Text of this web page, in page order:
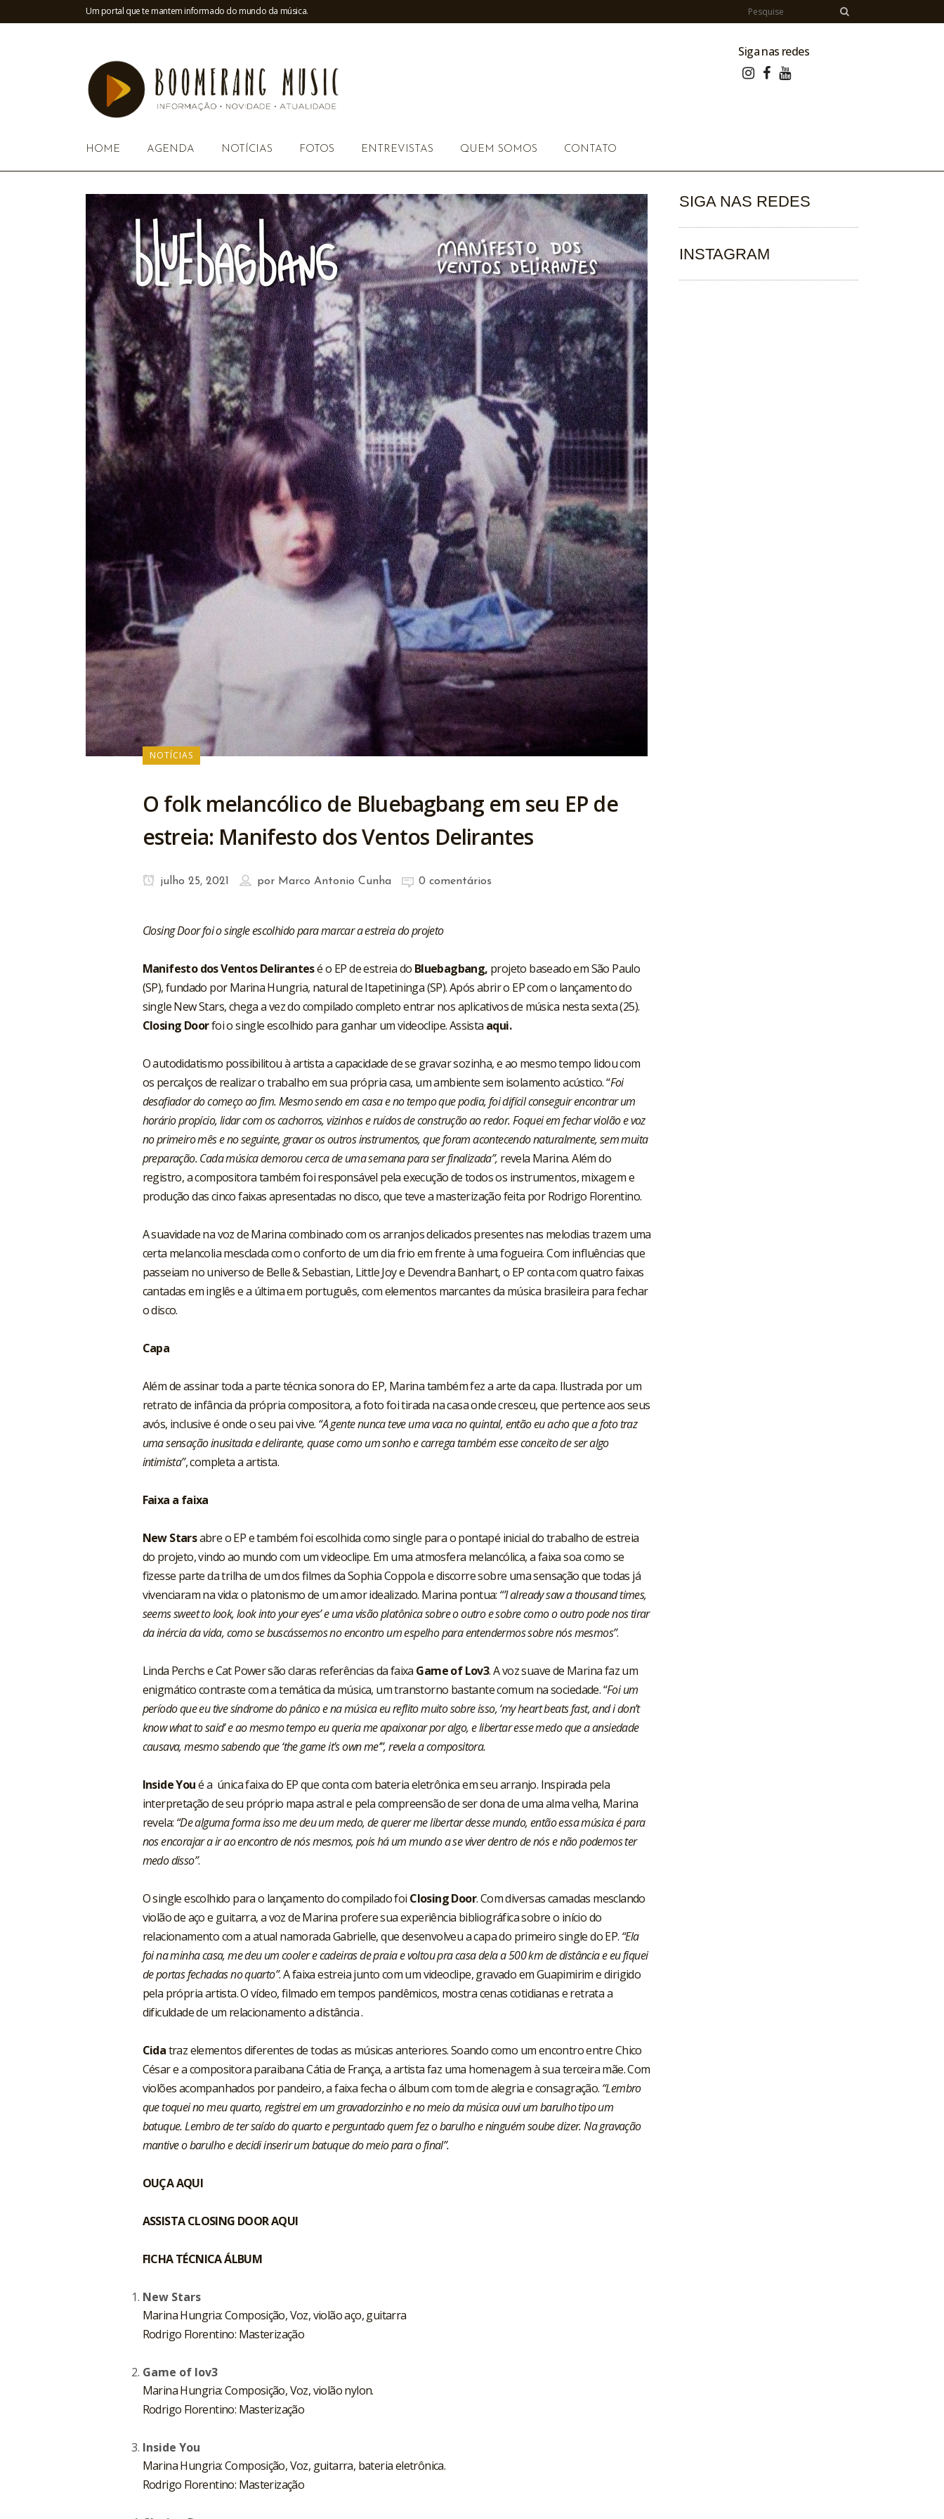
Um portal que te mantem informado do mundo da música.
Siga nas redes
HOME AGENDA NOTÍCIAS FOTOS ENTREVISTAS QUEM SOMOS CONTATO
NOTÍCIAS
O folk melancólico de Bluebagbang em seu EP de
estreia: Manifesto dos Ventos Delirantes
julho 25, 2021 por Marco Antonio Cunha 0 comentários
Closing Door foi o single escolhido para marcar a estreia do projeto
Manifesto dos Ventos Delirantesé o EP de estreia do Bluebagbang, projeto baseado em São Paulo
(SP), fundado por Marina Hungria, natural de Itapetininga (SP). Após abrir o EP com o lançamento do
single New Stars, chega a vez do compilado completo entrar nos aplicativos de música nesta sexta (25).
Closing Doorfoi o single escolhido para ganhar um videoclipe. Assista aqui.
O autodidatismo possibilitou à artista a capacidade de se gravar sozinha, e ao mesmo tempo lidou com
os percalços de realizar o trabalho em sua própria casa, um ambiente sem isolamento acústico. “Foi
desafiador do começo ao fim. Mesmo sendo em casa e no tempo que podia, foi difícil conseguir encontrar um
horário propício, lidar com os cachorros, vizinhos e ruídos de construção ao redor. Foquei em fechar violão e voz
no primeiro mês e no seguinte, gravar os outros instrumentos, que foram acontecendo naturalmente, sem muita
preparação. Cada música demorou cerca de uma semana para ser finalizada”, revela Marina. Além do
registro, a compositora também foi responsável pela execução de todos os instrumentos, mixagem e
produção das cinco faixas apresentadas no disco, que teve a masterização feita por Rodrigo Florentino.
A suavidade na voz de Marina combinado com os arranjos delicados presentes nas melodias trazem uma
certa melancolia mesclada com o conforto de um dia frio em frente à uma fogueira. Com influências que
passeiam no universo de Belle & Sebastian, Little Joy e Devendra Banhart, o EP conta com quatro faixas
cantadas em inglês e a última em português, com elementos marcantes da música brasileira para fechar
o disco.
Capa
Além de assinar toda a parte técnica sonora do EP, Marina também fez a arte da capa. Ilustrada por um
retrato de infância da própria compositora, a foto foi tirada na casa onde cresceu, que pertence aos seus
avós, inclusive é onde o seu pai vive. “A gente nunca teve uma vaca no quintal, então eu acho que a foto traz
uma sensação inusitada e delirante, quase como um sonho e carrega também esse conceito de ser algo
intimista”, completa a artista.
Faixa a faixa
New Starsabre o EP e também foi escolhida como single para o pontapé inicial do trabalho de estreia
do projeto, vindo ao mundo com umvideoclipe. Em uma atmosfera melancólica, a faixa soa como se
fizesse parte da trilha de um dos filmes da Sophia Coppola e discorre sobre uma sensação que todas já
vivenciaram na vida: o platonismo de um amor idealizado. Marina pontua: “’I already saw a thousand times,
seems sweet to look, look into your eyes’ e uma visão platônica sobre o outro e sobre como o outro pode nos tirar
da inércia da vida, como se buscássemos no encontro um espelho para entendermos sobre nós mesmos”.
Linda Perchs e Cat Power são claras referências da faixa Game of Lov3. A voz suave de Marina faz um
enigmático contraste com a temática da música, um transtorno bastante comum na sociedade. “Foi um
período que eu tive síndrome do pânico e na música eu reflito muito sobre isso, ‘my heart beats fast, and i don’t
know what to said’ e ao mesmo tempo eu queria me apaixonar por algo, e libertar esse medo que a ansiedade
causava, mesmo sabendo que ‘the game it’s own me’”, revela a compositora.
Inside Youé a única faixa do EP que conta com bateria eletrônica em seu arranjo. Inspirada pela
interpretação de seu próprio mapa astral e pela compreensão de ser dona de uma alma velha, Marina
revela: “De alguma forma isso me deu um medo, de querer me libertar desse mundo, então essa música é para
nos encorajar a ir ao encontro de nós mesmos, pois há um mundo a se viver dentro de nós e não podemos ter
medo disso”.
O single escolhido para o lançamento do compilado foi Closing Door. Com diversas camadas mesclando
violão de aço e guitarra, a voz de Marina profere sua experiência bibliográfica sobre o início do
relacionamento com a atual namorada Gabrielle, que desenvolveu a capa do primeiro single do EP. “Ela
foi na minha casa, me deu um cooler e cadeiras de praia e voltou pra casa dela a 500 km de distância e eu fiquei
de portas fechadas no quarto”. A faixa estreia junto com umvideoclipe, gravado em Guapimirim e dirigido
pela própria artista. O vídeo, filmado em tempos pandêmicos, mostra cenas cotidianas e retrata a
dificuldade de um relacionamento a distância .
Cidatraz elementos diferentes de todas as músicas anteriores. Soando como um encontro entre Chico
César e a compositora paraibana Cátia de França, a artista faz uma homenagem à sua terceira mãe. Com
violões acompanhados por pandeiro, a faixa fecha o álbum com tom de alegria e consagração. “Lembro
que toquei no meu quarto, registrei em um gravadorzinho e no meio da música ouvi um barulho tipo um
batuque. Lembro de ter saído do quarto e perguntado quem fez o barulho e ninguém soube dizer. Na gravação
mantive o barulho e decidi inserir um batuque do meio para o final”.
OUÇAAQUI
ASSISTA CLOSING DOORAQUI
FICHA TÉCNICA ÁLBUM
New Stars
Marina Hungria: Composição, Voz, violão aço, guitarra
Rodrigo Florentino: Masterização
Game of lov3
Marina Hungria: Composição, Voz, violão nylon.
Rodrigo Florentino: Masterização
Inside You
Marina Hungria: Composição, Voz, guitarra, bateria eletrônica.
Rodrigo Florentino: Masterização
SIGA NAS REDES
INSTAGRAM